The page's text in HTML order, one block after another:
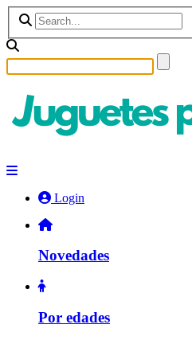
Login
Novedades
Por edades